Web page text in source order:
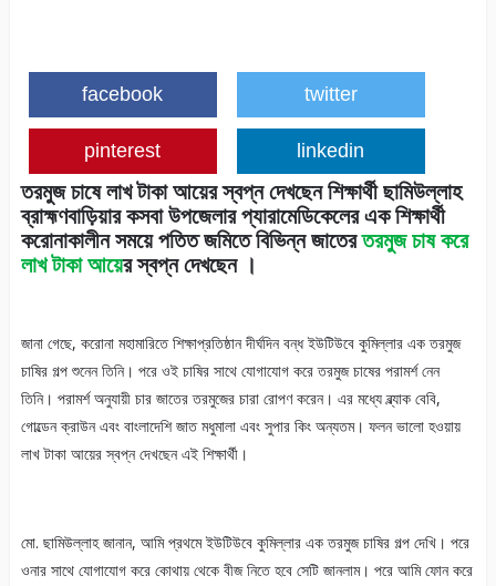
facebook twitter
pinterest linkedin
তরমুজ চাষে লাখ টাকা আয়ের স্বপ্ন দেখছেন শিক্ষার্থী ছামিউল্লাহ
ব্রাহ্মণবাড়িয়ার কসবা উপজেলার প্যারামেডিকেলের এক শিক্ষার্থী
করোনাকালীন সময়ে পতিত জমিতে বিভিন্ন জাতেরতরমুজ চাষ করে
লাখ টাকা আয়ের স্বপ্ন দেখছেন ।
জানা গেছে, করোনা মহামারিতে শিক্ষাপ্রতিষ্ঠান দীর্ঘদিন বন্ধ ইউটিউবে কুমিল্লার এক তরমুজ
চাষির গল্প শুনেন তিনি। পরে ওই চাষির সাথে যোগাযোগ করে তরমুজ চাষের পরামর্শ নেন
তিনি। পরামর্শ অনুযায়ী চার জাতের তরমুজের চারা রোপণ করেন। এর মধ্যে ব্ল্যাক বেবি,
গোল্ডেন ক্রাউন এবং বাংলাদেশি জাত মধুমালা এবং সুপার কিং অন্যতম। ফলন ভালো হওয়ায়
লাখ টাকা আয়ের স্বপ্ন দেখছেন এই শিক্ষার্থী।
মো. ছামিউল্লাহ জানান, আমি প্রথমে ইউটিউবে কুমিল্লার এক তরমুজ চাষির গল্প দেখি। পরে
ওনার সাথে যোগাযোগ করে কোথায় থেকে বীজ নিতে হবে সেটি জানলাম। পরে আমি ফোন করে